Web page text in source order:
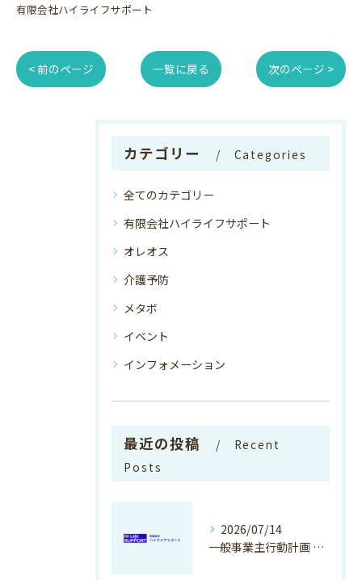
有限会社ハイライフサポート
< 前のページ 一覧に戻る 次のページ >
カテゴリー Categories
全てのカテゴリー
有限会社ハイライフサポート
オレオス
介護予防
メタボ
イベント
インフォメーション
最近の投稿
Recent
Posts
2026/07/14
一般事業主行動計画 更新のお知らせ